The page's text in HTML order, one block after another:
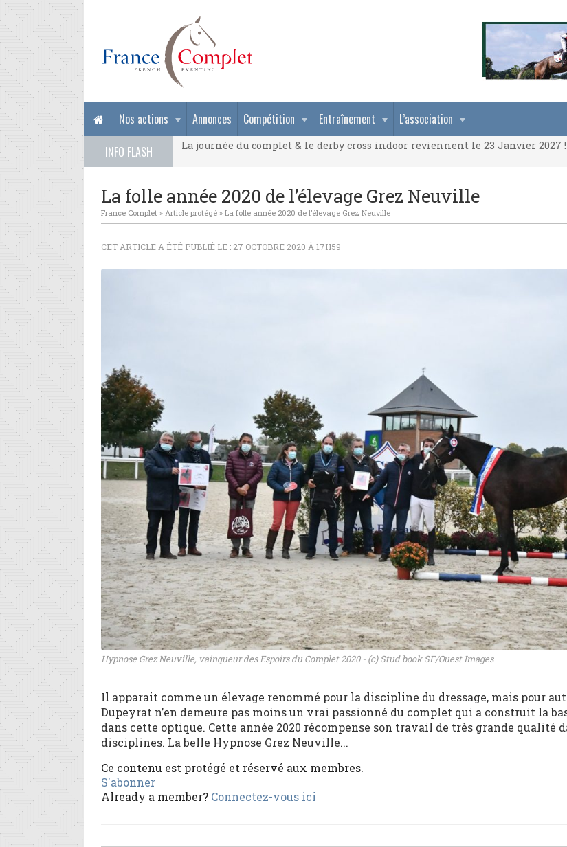
Nos actions Annonces Compétition Entraînement
L’association
INFO FLASH
La journée du complet & le derby cross indoor reviennent le 23 Janvier 2027 !
La journée du complet & le derby cross indoor reviennent le 23 Janvier 2027 !
La folle année 2020 de l’élevage Grez Neuville
France Complet » Article protégé » La folle année 2020 de l’élevage Grez Neuville
CET ARTICLE A ÉTÉ PUBLIÉ LE : 27 OCTOBRE 2020 À 17H59
Hypnose Grez Neuville, vainqueur des Espoirs du Complet 2020 - (c) Stud book SF/Ouest Images
Il apparait comme un élevage renommé pour la discipline du dressage, mais pour
Dupeyrat n’en demeure pas moins un vrai passionné du complet qui a construit la
dans cette optique. Cette année 2020 récompense son travail de très grande qualité
disciplines. La belle Hypnose Grez Neuville...
Ce contenu est protégé et réservé aux membres.
S'abonner
Already a member? Connectez-vous ici